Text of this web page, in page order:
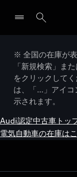
※ 全国の在庫が
「新規検索」ま
をクリックして
は、「…」アイコ
示されます。
Audi認定中古車トッ
電気自動車の在庫は